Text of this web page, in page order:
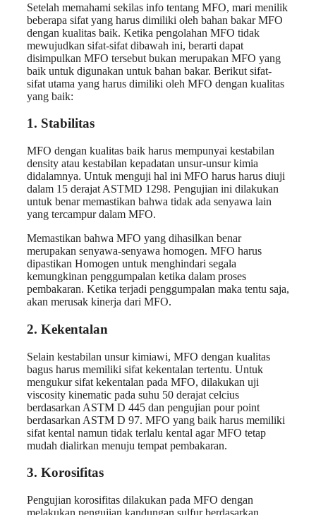
Setelah memahami sekilas info tentang MFO, mari menilik
beberapa sifat yang harus dimiliki oleh bahan bakar MFO
dengan kualitas baik. Ketika pengolahan MFO tidak
mewujudkan sifat-sifat dibawah ini, berarti dapat
disimpulkan MFO tersebut bukan merupakan MFO yang
baik untuk digunakan untuk bahan bakar. Berikut sifat-
sifat utama yang harus dimiliki oleh MFO dengan kualitas
yang baik:
1. Stabilitas
MFO dengan kualitas baik harus mempunyai kestabilan
density atau kestabilan kepadatan unsur-unsur kimia
didalamnya. Untuk menguji hal ini MFO harus harus diuji
dalam 15 derajat ASTMD 1298. Pengujian ini dilakukan
untuk benar memastikan bahwa tidak ada senyawa lain
yang tercampur dalam MFO.
Memastikan bahwa MFO yang dihasilkan benar
merupakan senyawa-senyawa homogen. MFO harus
dipastikan Homogen untuk menghindari segala
kemungkinan penggumpalan ketika dalam proses
pembakaran. Ketika terjadi penggumpalan maka tentu saja,
akan merusak kinerja dari MFO.
2. Kekentalan
Selain kestabilan unsur kimiawi, MFO dengan kualitas
bagus harus memiliki sifat kekentalan tertentu. Untuk
mengukur sifat kekentalan pada MFO, dilakukan uji
viscosity kinematic pada suhu 50 derajat celcius
berdasarkan ASTM D 445 dan pengujian pour point
berdasarkan ASTM D 97. MFO yang baik harus memiliki
sifat kental namun tidak terlalu kental agar MFO tetap
mudah dialirkan menuju tempat pembakaran.
3. Korosifitas
Pengujian korosifitas dilakukan pada MFO dengan
melakukan pengujian kandungan sulfur berdasarkan